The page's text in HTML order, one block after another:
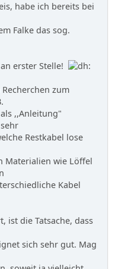
habe ich bereits bei
Falke das sog.
erster Stelle!
zum
,,Anleitung"
Restkabel lose
Materialien wie Löffel
Kabel
ist die Tatsache, dass
sich sehr gut. Mag